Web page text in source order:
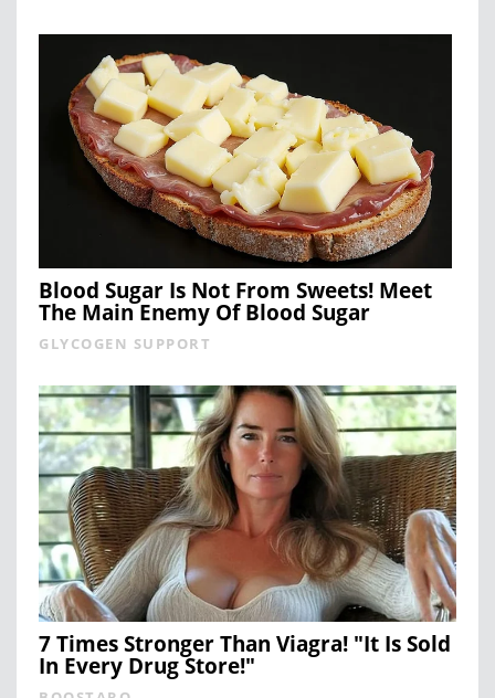
Blood Sugar Is Not From Sweets! Meet
The Main Enemy Of Blood Sugar
GLYCOGEN SUPPORT
7 Times Stronger Than Viagra! "It Is Sold
In Every Drug Store!"